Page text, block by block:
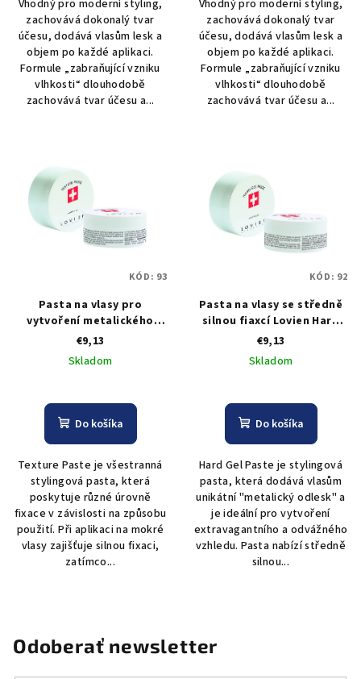
Vhodný pro moderní styling,
zachovává dokonalý tvar
účesu, dodává vlasům lesk a
objem po každé aplikaci.
Formule „zabraňující vzniku
vlhkosti“ dlouhodobě
zachovává tvar účesu a...
Vhodný pro moderní styling,
zachovává dokonalý tvar
účesu, dodává vlasům lesk a
objem po každé aplikaci.
Formule „zabraňující vzniku
vlhkosti“ dlouhodobě
zachovává tvar účesu a...
Pasta na vlasy pro
vytvoření metalického
odlesku Lovien Texture
Paste 100 ml
€9,13
Skladom
Do košíka
Texture Paste je všestranná
stylingová pasta, která
poskytuje různé úrovně
fixace v závislosti na způsobu
použití. Při aplikaci na mokré
vlasy zajišťuje silnou fixaci,
zatímco...
KÓD: 93
Pasta na vlasy se středně
silnou fiaxcí Lovien Hard
Gel Paste 100 ml
€9,13
Skladom
Do košíka
Hard Gel Paste je stylingová
pasta, která dodává vlasům
unikátní "metalický odlesk" a
je ideální pro vytvoření
extravagantního a odvážného
vzhledu. Pasta nabízí středně
silnou...
KÓD: 92
Odoberať newsletter